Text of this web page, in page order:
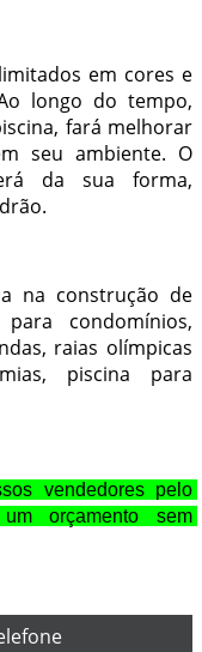
em cores e
longo do tempo,
fará melhorar
seu ambiente. O
da sua forma,
na construção de
condomínios,
raias olímpicas
piscina para
vendedores pelo
orçamento sem